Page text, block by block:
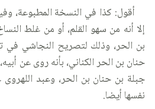
أقول: كذا في النسخة المطبوعة،
إلا أنه من سهو القلم، أو من غلط
بن الحر، وذلك لتصريح النجاشي في
حنان بن الحر الكناني، بأنه روى عن
جبلة بن حنان بن الحر، وعبد
نفسها أيضا.